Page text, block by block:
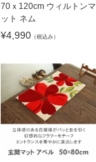
70ｘ120cm ウィルトンマ
ット ネム
¥4,990 （税込み）